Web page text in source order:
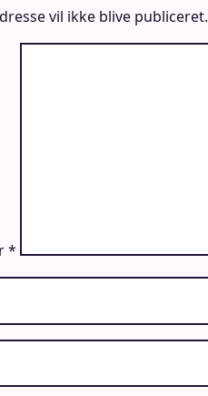
vil ikke blive publiceret.
*